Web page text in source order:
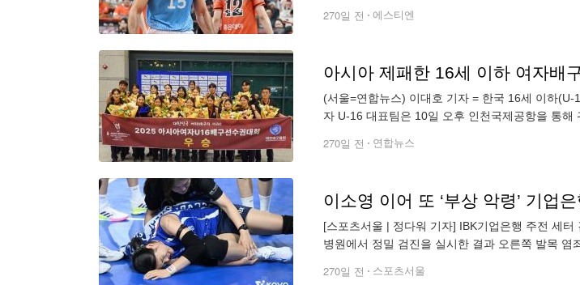
270일 전 에스티엔
아시아 제패한 16세 이하 여자배
(서울=연합뉴스) 이대호 기자 = 한국 16세 이하
자 U-16 대표팀은 10일 오후 인천국제공항을 통해
270일 전 연합뉴스
[스포츠서울 | 정다워 기자] IBK기업은행 주전 세
병원에서 정밀 검진을 실시한 결과 오른쪽 발목 염
270일 전 스포츠서울